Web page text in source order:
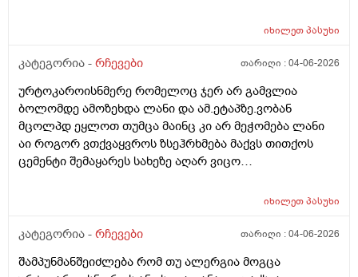
იხილეთპასუხი
კატეგორია - რჩევები თარიღი :04-06-2026
ურტოკაროისნმერე რომელოც ჯერ არ გამვლია
ბოლომდე ამოზეხდა ლანი და ამ.ეტაპზე.ვობან
მცოლპდ ეყლოთ თუმცა მაინც კი არ მეჭომება ლანი
აი როგორ ვთქვაყვროს ზსეჰრხმება მაქვს თითქოს
ცემენტი შემაყარეს სახეზე აღარ ვიცო
წვალებაშო..სულ ბავშობიდან დღემდე ალისა საპონს
2036წელს.ვეღარ ბხმღობ.მცპლპდნეყალოც კი ესეთ
დამატენოანებელო ვერ მშველოს.პოროს დაბანოს
იხილეთპასუხი
კატეგორია - რჩევები თარიღი :04-06-2026
შამპუნმანშეიძლება რომ თუ ალერგია მოგცა